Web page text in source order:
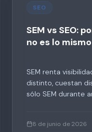
SEO
SEM vs SEO:
no es lo
SEM renta
distinto, cuestan
sólo SEM durante
honesto.
8 de junio de 2026